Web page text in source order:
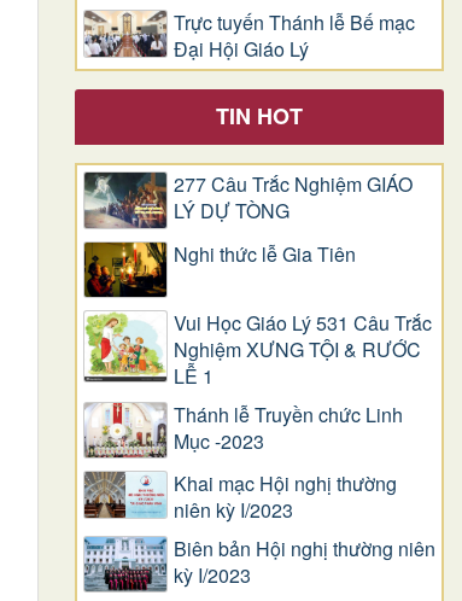
Trực tuyến Thánh lễ Bế mạc
Đại Hội Giáo Lý
TIN HOT
277 Câu Trắc Nghiệm GIÁO
LÝ DỰ TÒNG
Nghi thức lễ Gia Tiên
Vui Học Giáo Lý 531 Câu Trắc
Nghiệm XƯNG TỘI & RƯỚC
LỄ 1
Thánh lễ Truyền chức Linh
Mục -2023
Khai mạc Hội nghị thường
niên kỳ I/2023
Biên bản Hội nghị thường niên
kỳ I/2023